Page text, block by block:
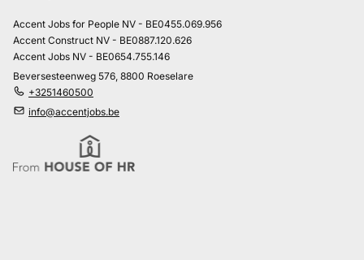
Accent Jobs for People NV - BE0455.069.956
Accent Construct NV - BE0887.120.626
Accent Jobs NV - BE0654.755.146
Beversesteenweg 576, 8800 Roeselare
+3251460500
info@accentjobs.be